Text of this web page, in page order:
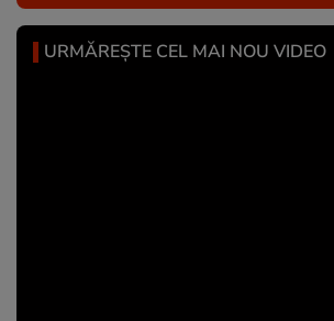
URMĂREȘTE CEL MAI NOU VIDEO